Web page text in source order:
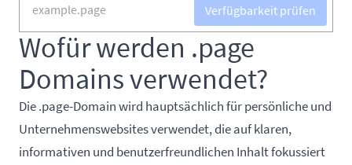
Verfügbarkeit prüfen
Wofür werden .page
Domains verwendet?
Die .page-Domain wird hauptsächlich für persönliche und
Unternehmenswebsites verwendet, die auf klaren,
informativen und benutzerfreundlichen Inhalt fokussiert